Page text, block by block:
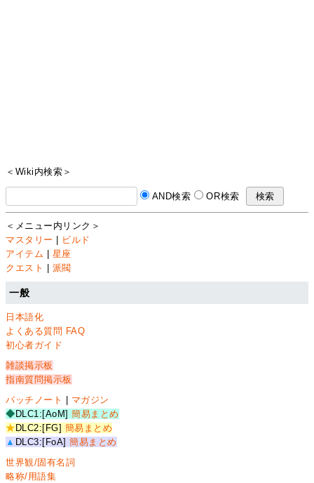
＜Wiki内検索＞
AND検索 OR検索
＜メニュー内リンク＞
マスタリー
ビルド
アイテム
星座
クエスト
派閥
一般
日本語化
よくある質問 FAQ
初心者ガイド
雑談掲示板
指南質問掲示板
パッチノート
マガジン
◆ DLC1:[AoM]簡易まとめ
★ DLC2:[FG] 簡易まとめ
▲ DLC3:[FoA]簡易まとめ
世界観/固有名詞
略称/用語集